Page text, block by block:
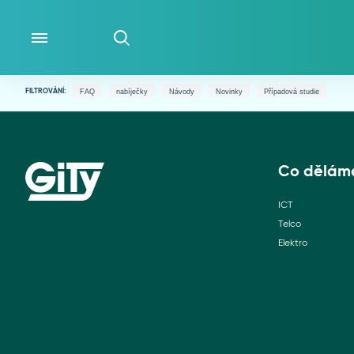
FILTROVÁNÍ: FAQ nabíječky Návody Novinky Případová studie
Co
ICT
Telco
Elektro